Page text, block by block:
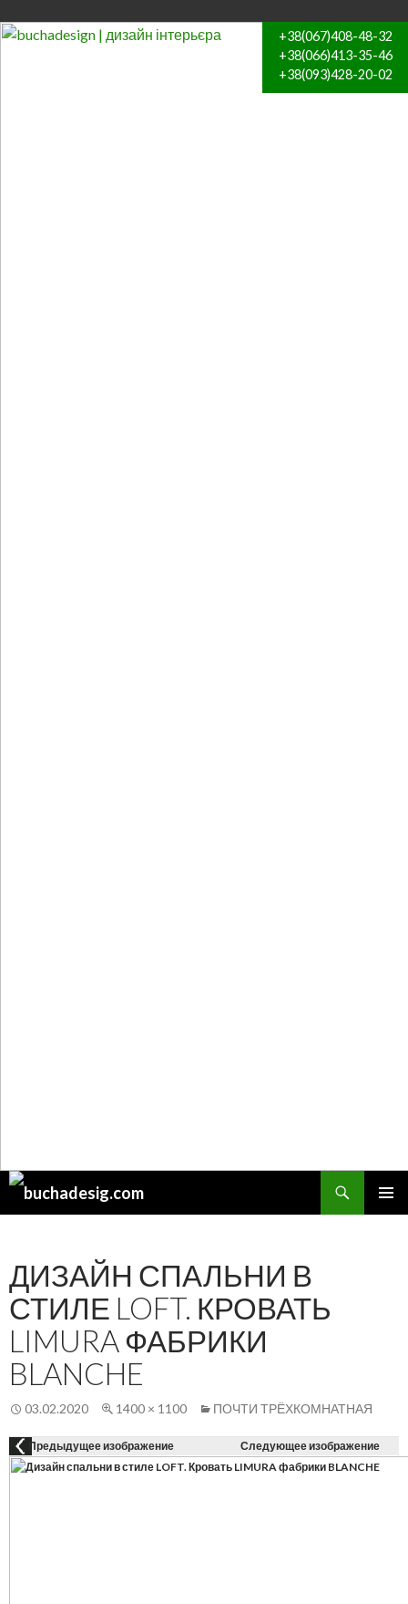
+38(067)408-48-32
+38(066)413-35-46
+38(093)428-20-02
Поиск
ДИЗАЙН СПАЛЬНИ В
СТИЛЕ LOFT. КРОВАТЬ
LIMURA ФАБРИКИ
BLANCHE
03.02.2020 1400 × 1100 ПОЧТИ ТРЁХКОМНАТНАЯ
Предыдущее изображение Следующее изображение